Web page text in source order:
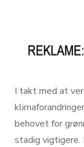
I takt med at
behovet for
stadig vigtigere.